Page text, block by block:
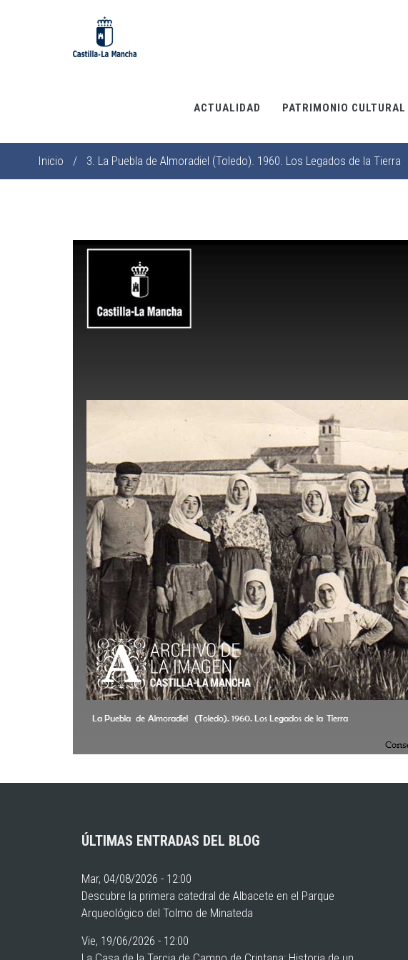
ACTUALIDAD PATRIMONIO CULTURAL
Sobrescribir
Inicio / 3. La Puebla de Almoradiel (Toledo). 1960. Los Legados de la Tierra
ÚLTIMAS ENTRADAS DEL BLOG
Mar, 04/08/2026 - 12:00
Descubre la primera catedral de Albacete en el Parque
Arqueológico del Tolmo de Minateda
Vie, 19/06/2026 - 12:00